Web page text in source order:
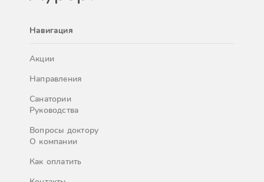
Навигация
Акции
Направления
Санатории
Руководства
Вопросы доктору
О компании
Как оплатить